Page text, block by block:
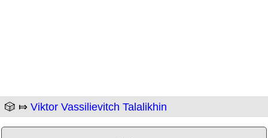
🎲 ⤇ Viktor Vassilievitch Talalikhin